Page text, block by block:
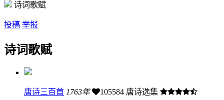
诗词歌赋
投稿 举报
诗词歌赋
唐诗三百首 1763年 105584 唐诗选集